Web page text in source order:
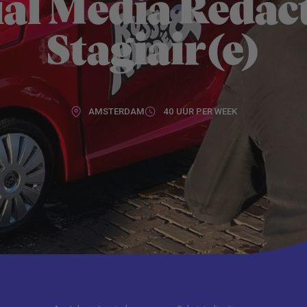
Media
Stagiair(e)
AMSTERDAM 40 UUR PER WEEK